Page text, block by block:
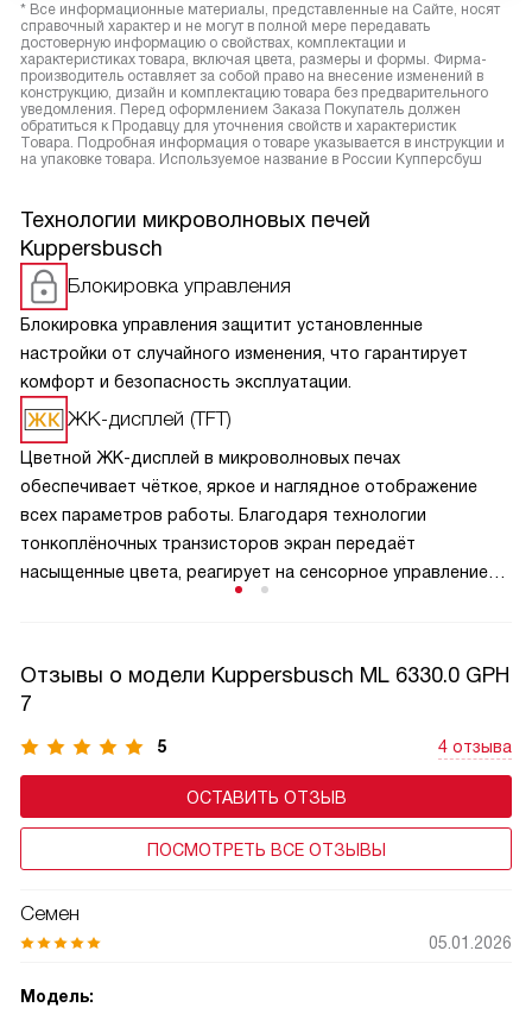
* Все информационные материалы, представленные на Сайте, носят
справочный характер и не могут в полной мере передавать
достоверную информацию о свойствах, комплектации и
характеристиках товара, включая цвета, размеры и формы. Фирма-
производитель оставляет за собой право на внесение изменений в
конструкцию, дизайн и комплектацию товара без предварительного
уведомления. Перед оформлением Заказа Покупатель должен
обратиться к Продавцу для уточнения свойств и характеристик
Товара. Подробная информация о товаре указывается в инструкции и
на упаковке товара. Используемое название в России Купперсбуш
Технологии микроволновых печей
Kuppersbusch
Блокировка управления
Блокировка управления защитит установленные
настройки от случайного изменения, что гарантирует
комфорт и безопасность эксплуатации.
ЖК-дисплей (TFT)
Цветной ЖК-дисплей в микроволновых печах
обеспечивает чёткое, яркое и наглядное отображение
всех параметров работы. Благодаря технологии
тонкоплёночных транзисторов экран передаёт
насыщенные цвета, реагирует на сенсорное управление
делает управление интуитивным даже для новичков
и добавляет технике премиальный вид. В моделях
с автоматическими программами дисплей может
показывать подсказки, этапы приготовления.
Отзывы о модели Kuppersbusch ML 6330.0 GPH
7
5 4 отзыва
ОСТАВИТЬ ОТЗЫВ
ПОСМОТРЕТЬ ВСЕ ОТЗЫВЫ
Семен
05.01.2026
Модель: